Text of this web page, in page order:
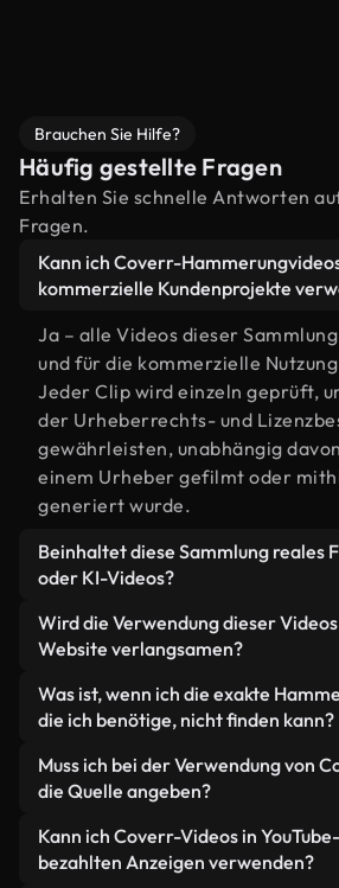
Brauchen Sie Hilfe?
Häufig gestellte Fragen
Erhalten Sie schnelle Antworten
Fragen.
Kann ich Coverr-
kommerzielle Kundenprojekte
Ja – alle Videos dieser
und für die kommerzielle
Jeder Clip wird einzeln geprüft,
der Urheberrechts- und
gewährleisten, unabhängig
einem Urheber gefilmt oder
generiert wurde.
Beinhaltet diese Sammlung reales
oder KI-Videos?
Beides. Es handelt sich um eine
aus realen, von Menschen
generierten Videos. Jedes Video
beschriftet, sodass Sie immer
verwenden.
Wird die Verwendung dieser
Website verlangsamen?
Nicht, wenn Sie unsere
wählen. Wir bieten schlanke,
wurden – so bleibt die Qualität
gleichzeitig die Ladezeiten
Kennzahlen wie LCP verbessert
Was ist, wenn ich die exakte
die ich benötige, nicht finden kann?
Mit Coverr AI Studio erstellen Sie
Handumdrehen ein solches
Sonnenuntergang" – und das
innerhalb von Sekunden ein
Muss ich bei der Verwendung von
die Quelle angeben?
Eine Namensnennung ist nicht
Videos in unserer Stockbibliothek
Kann ich Coverr-Videos in
bezahlten Anzeigen verwenden?